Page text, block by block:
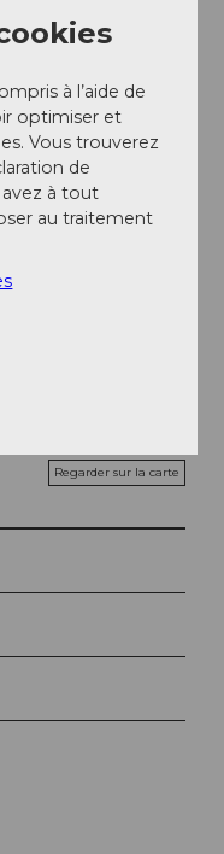
Regarder sur la carte
à l’aide de
optimiser et
Vous trouverez
de
à tout
au traitement